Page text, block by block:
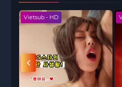
Vietsub - HD